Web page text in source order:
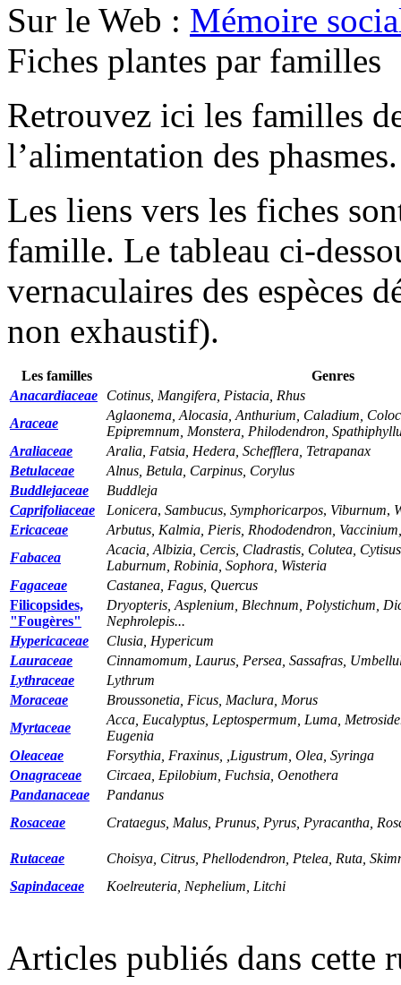
Sur le Web : Mémoire
Fiches plantes par familles
Retrouvez ici les familles
l’alimentation des phasmes.
Les liens vers les fiches
famille. Le tableau ci-
vernaculaires des espèces
non exhaustif).
Les familles
Genres
Anacardiaceae
Cotinus, Mangifera, Pistacia, Rhus
Araceae
Aglaonema, Alocasia, Anthurium, Caladium,
Epipremnum, Monstera, Philodendron,
Araliaceae
Aralia, Fatsia, Hedera, Schefflera, Tetrapanax
Betulaceae
Alnus, Betula, Carpinus, Corylus
Buddlejaceae
Buddleja
Caprifoliaceae
Lonicera, Sambucus, Symphoricarpos, Viburnum,
Ericaceae
Arbutus, Kalmia, Pieris, Rhododendron,
Fabacea
Acacia, Albizia, Cercis, Cladrastis, Colutea,
Laburnum, Robinia, Sophora, Wisteria
Fagaceae
Castanea, Fagus, Quercus
Filicopsides,
"Fougères"
Dryopteris, Asplenium, Blechnum, Polystichum,
Nephrolepis...
Hypericaceae
Clusia, Hypericum
Lauraceae
Cinnamomum, Laurus, Persea, Sassafras,
Lythraceae
Lythrum
Moraceae
Broussonetia, Ficus, Maclura, Morus
Myrtaceae
Acca, Eucalyptus, Leptospermum, Luma,
Eugenia
Oleaceae
Forsythia, Fraxinus, ,Ligustrum, Olea, Syringa
Onagraceae
Circaea, Epilobium, Fuchsia, Oenothera
Pandanaceae
Pandanus
Rosaceae
Crataegus, Malus, Prunus, Pyrus, Pyracantha,
Rutaceae
Choisya, Citrus, Phellodendron, Ptelea, Ruta,
Sapindaceae
Koelreuteria, Nephelium, Litchi
Articles publiés dans cette